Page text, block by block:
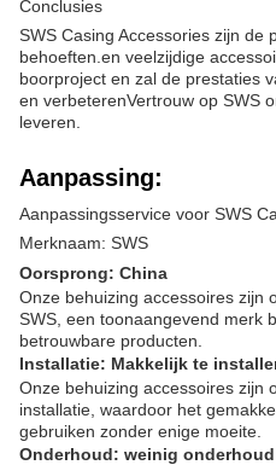
Conclusies
SWS Casing Accessories zijn de
behoeften.en veelzijdige
boorproject en zal de prestaties
en verbeterenVertrouw op SWS
leveren.
Aanpassing:
Aanpassingsservice voor SWS
Merknaam: SWS
Oorsprong: China
Onze behuizing accessoires zijn
SWS, een toonaangevend merk
betrouwbare producten.
Installatie: Makkelijk te
Onze behuizing accessoires zijn
installatie, waardoor het
gebruiken zonder enige moeite.
Onderhoud: weinig onderhoud